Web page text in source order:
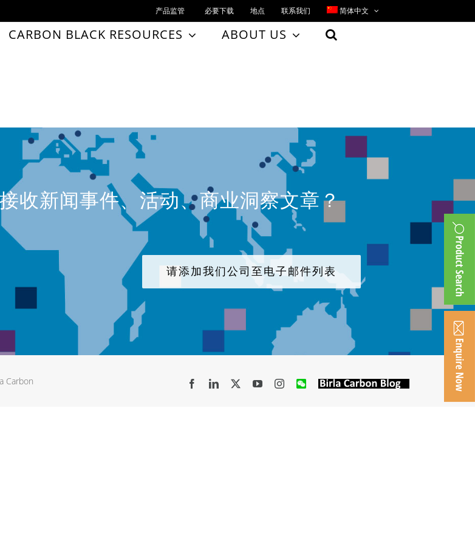
产品监管 必要下载 地点 联系我们 简体中文
CARBON BLACK RESOURCES ABOUT US
收新闻事件、活动、商业洞察文章？
请添加我们公司至电子邮件列表
Carbon FacebookLinkedIn YouTubeInstagram
WeChatBirla